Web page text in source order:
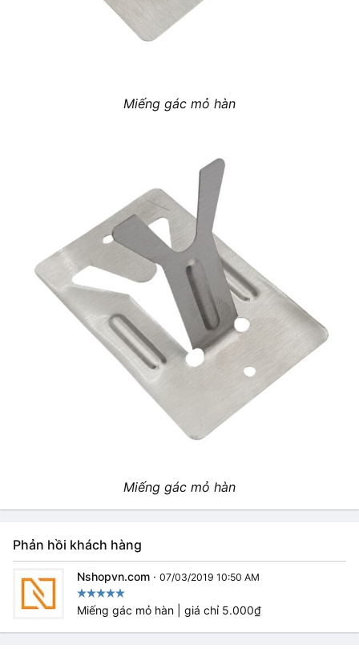
Miếng gác mỏ hàn
Miếng gác mỏ hàn
Phản hồi khách hàng
Nshopvn.com · 07/03/2019 10:50 AM
Miếng gác mỏ hàn | giá chỉ 5.000₫